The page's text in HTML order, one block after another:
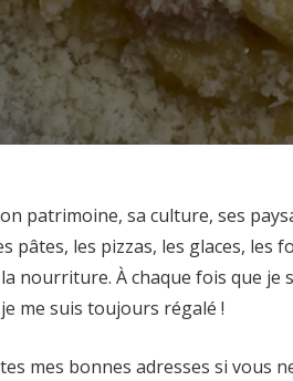
patrimoine, sa culture, ses
pâtes, les pizzas, les glaces, les
nourriture. À chaque fois que je
me suis toujours régalé !
mes bonnes adresses si vous